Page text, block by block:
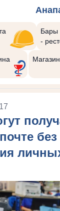
Бары
-
без